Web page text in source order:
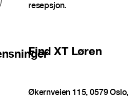
resepsjon.
FindXT Løren
Økernveien 115, 0579 Oslo,